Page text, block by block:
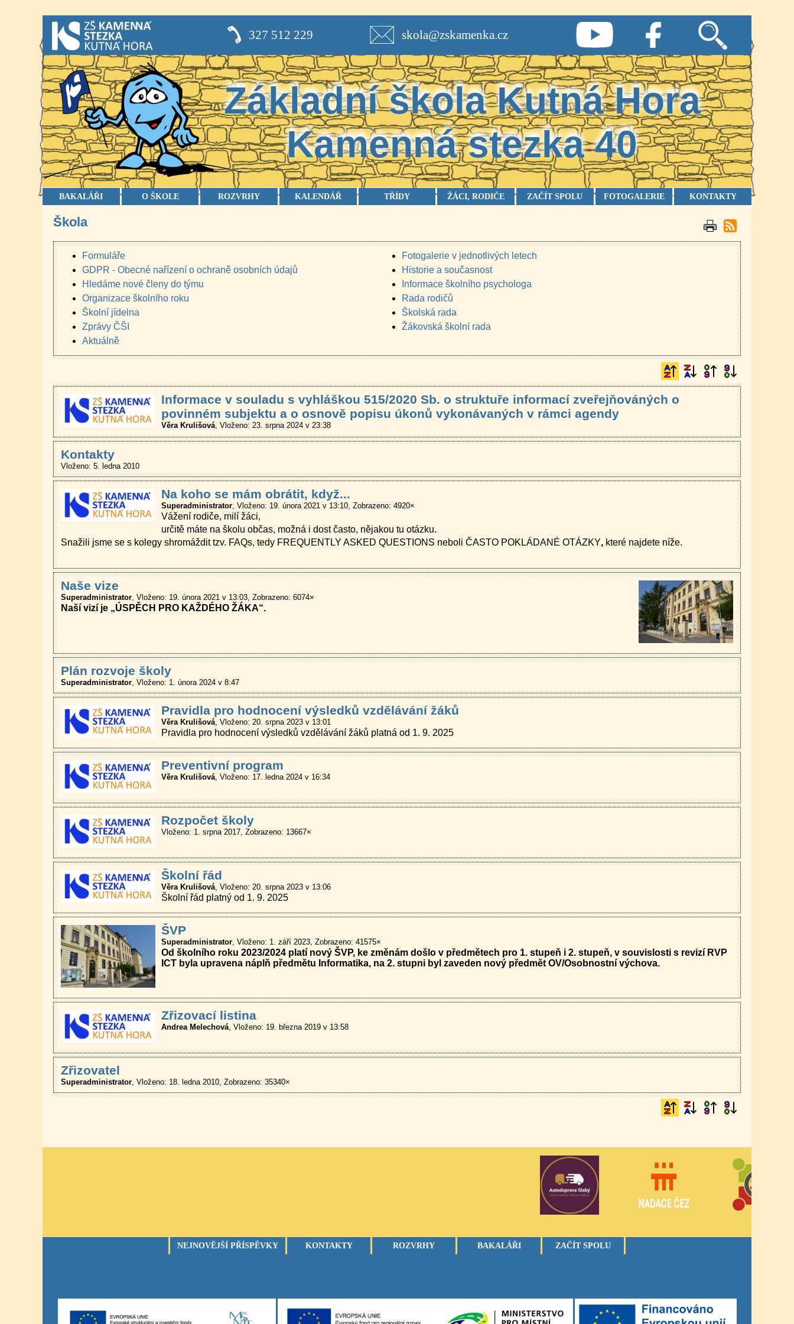
327 512 229 skola@zskamenka.cz
Základní školaKutná Hora
Kamenná stezka40
BAKALÁŘI O ŠKOLE ROZVRHY KALENDÁŘ TŘÍDY ŽÁCI, RODIČE ZAČÍT SPOLU FOTOGALERIE KONTAKTY
Škola
Formuláře
Fotogalerie v jednotlivých letech
GDPR - Obecné nařízení o ochraně osobních údajů
Historie a současnost
Hledáme nové členy do týmu
Informace školního psychologa
Organizace školního roku
Rada rodičů
Školní jídelna
Školská rada
Zprávy ČŠI
Žákovská školní rada
Aktuálně
Informace v souladu s vyhláškou 515/2020 Sb. o struktuře informací zveřejňováných o
povinném subjektu a o osnově popisu úkonů vykonávaných v rámci agendy
Věra Krulišová Vloženo: 23. srpna 2024 v 23:38
Kontakty
Vloženo: 5. ledna 2010
Na koho se mám obrátit, když...
Superadministrator Vloženo: 19. února 2021 v 13:10 Zobrazeno: 4920×
Vážení rodiče, milí žáci,
určitě máte na školu občas, možná i dost často, nějakou tu otázku.
Snažili jsme se s kolegy shromáždit tzv. FAQs, tedy FREQUENTLY ASKED QUESTIONS neboli ČASTO POKLÁDANÉ OTÁZKY, které najdete níže.
Naše vize
Superadministrator Vloženo: 19. února 2021 v 13:03 Zobrazeno: 6074×
Naší vizí je „ÚSPĚCH PRO KAŽDÉHO ŽÁKA“.
Plán rozvoje školy
Superadministrator Vloženo: 1. února 2024 v 8:47
Pravidla pro hodnocení výsledků vzdělávání žáků
Věra Krulišová Vloženo: 20. srpna 2023 v 13:01
Pravidla pro hodnocení výsledků vzdělávání žáků platná od 1. 9. 2025
Preventivní program
Věra Krulišová Vloženo: 17. ledna 2024 v 16:34
Rozpočet školy
Vloženo: 1. srpna 2017 Zobrazeno: 13667×
Školní řád
Věra Krulišová Vloženo: 20. srpna 2023 v 13:06
Školní řád platný od 1. 9. 2025
ŠVP
Superadministrator Vloženo: 1. září 2023 Zobrazeno: 41575×
Od školního roku 2023/2024 platí nový ŠVP, ke změnám došlo v předmětech pro 1. stupeň i 2. stupeň, v souvislosti s revizí RVP
ICT byla upravena náplň předmětu Informatika, na 2. stupni byl zaveden nový předmět OV/Osobnostní výchova.
Zřizovací listina
Andrea Melechová Vloženo: 19. března 2019 v 13:58
Zřizovatel
Superadministrator Vloženo: 18. ledna 2010 Zobrazeno: 35340×
NEJNOVĚJŠÍ PŘÍSPĚVKY KONTAKTY ROZVRHY BAKALÁŘI ZAČÍT SPOLU